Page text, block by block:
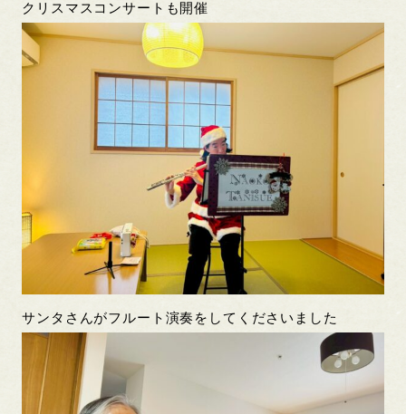
クリスマスコンサートも開催
サンタさんがフルート演奏をしてくださいました